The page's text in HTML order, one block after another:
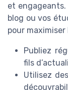
et engageants.
blog ou vos
pour
Publiez
fils
Utilisez